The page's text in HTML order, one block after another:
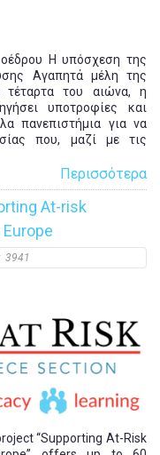
Η υπόσχεση της
Αγαπητά μέλη της
τέταρτα του αιώνα, η
υποτροφίες και
πανεπιστήμια για να
που, μαζί με τις
Περισσότερα
At-risk
3941
“Supporting At-Risk